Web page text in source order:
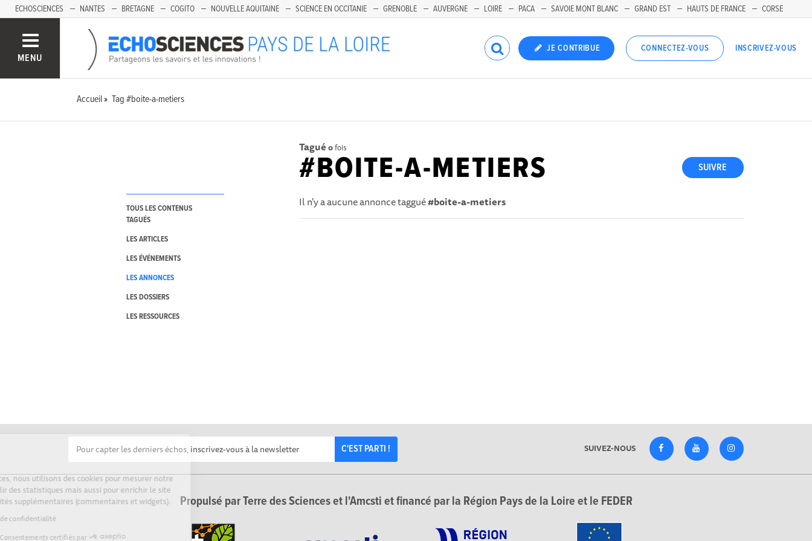
Sur Echosciences, nous utilisons des cookies pour mesurer notre
audience, établir des statistiques mais aussi pour enrichir le site
de fonctionnalités supplémentaires (commentaires et widgets).
Lire la politique de confidentialité
Consentements certifiés par
ECHOSCIENCES NANTES BRETAGNE COGITO NOUVELLE AQUITAINE SCIENCE EN OCCITANIE GRENOBLE AUVERGNE LOIRE PACA SAVOIE MONT BLANC GRAND EST HAUTS DE FRANCE CORSE
MENU
JE CONTRIBUE CONNECTEZ-VOUS INSCRIVEZ-VOUS
Accueil Tag #boite-a-metiers
TOUS LES CONTENUS
TAGUÉS
LES ARTICLES
LES ÉVÉNEMENTS
LES ANNONCES
LES DOSSIERS
LES RESSOURCES
Tagué 0fois
SUIVRE
#BOITE-A-METIERS
Il n'y a aucune annonce taggué#boite-a-metiers
C'EST PARTI ! SUIVEZ-NOUS
Propulsé par Terre des Sciences et l'Amcsti et financé par la Région Pays de la Loire et le FEDER